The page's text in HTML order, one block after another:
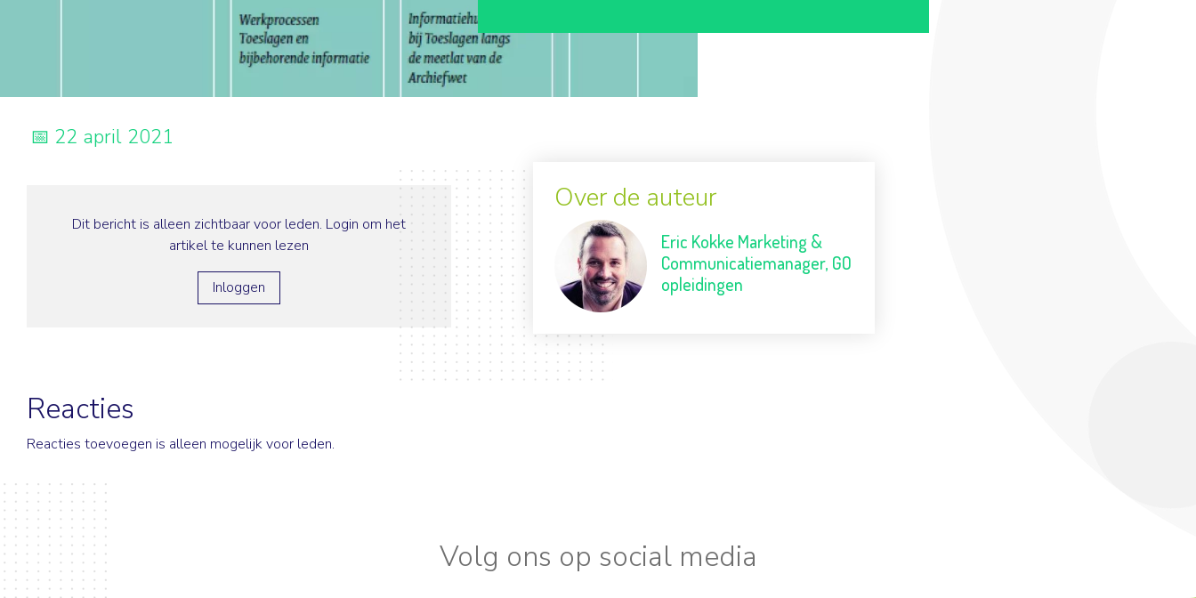
22 april 2021
Dit bericht is alleen zichtbaar voor leden. Login om het
artikel te kunnen lezen
Inloggen
Over de auteur
Eric Kokke Marketing &
Communicatiemanager, GO
opleidingen
Reacties
Reacties toevoegen is alleen mogelijk voor leden.
Volg ons op social media